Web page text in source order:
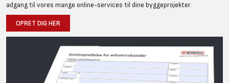
adgang til vores mange online-services til dine byggeprojekter.
OPRET DIG HER